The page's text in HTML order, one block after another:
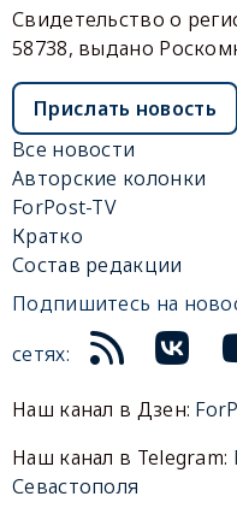
Свидетельство о
58738, выдано
Прислать новость
Все новости
Авторские колонки
ForPost-TV
Кратко
Состав редакции
Подпишитесь на
сетях:
Наш канал в Дзен:
Наш канал в Telegram:
Севастополя